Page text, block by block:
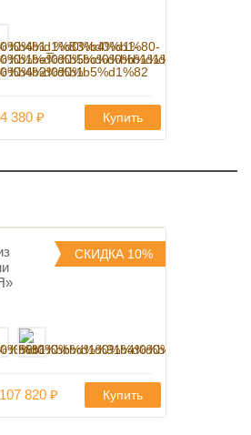
380 ₽
34
Купить
Первоначальная
107 820 ₽ Текущая
цена:
107
Купить
СКИДКА 10%